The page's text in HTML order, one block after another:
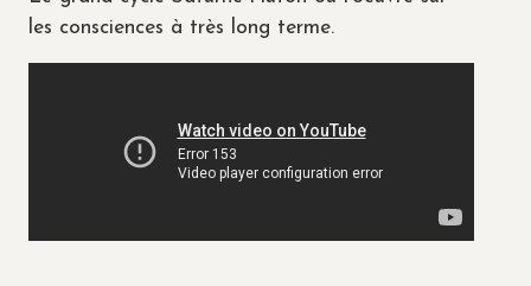
les consciences à très long terme.